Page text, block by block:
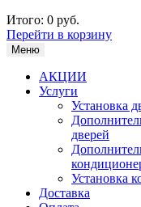
Итого: 0 руб.
Перейти в корзину
Меню
АКЦИИ
Услуги
Установка
дверей
Установка
Доставка